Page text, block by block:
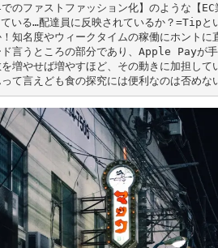
のファストファッション化】のような【
る…配達員に反映されているか？=Tipと
知名度やウィークタイムの稼働にホント
言うところの部分であり、Apple Payが
増やせば増やすほど、その動きに加担し
て言えども食の探究には便利なのは否めな